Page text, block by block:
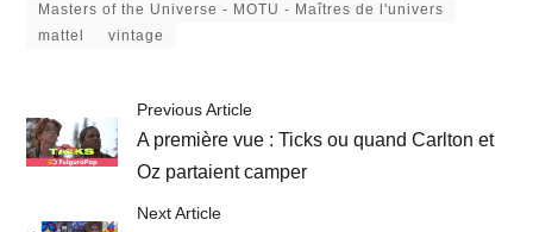
Masters of the Universe - MOTU - Maîtres de l'univers
mattel
vintage
Previous Article
A première vue : Ticks ou quand Carlton et
Oz partaient camper
Next Article